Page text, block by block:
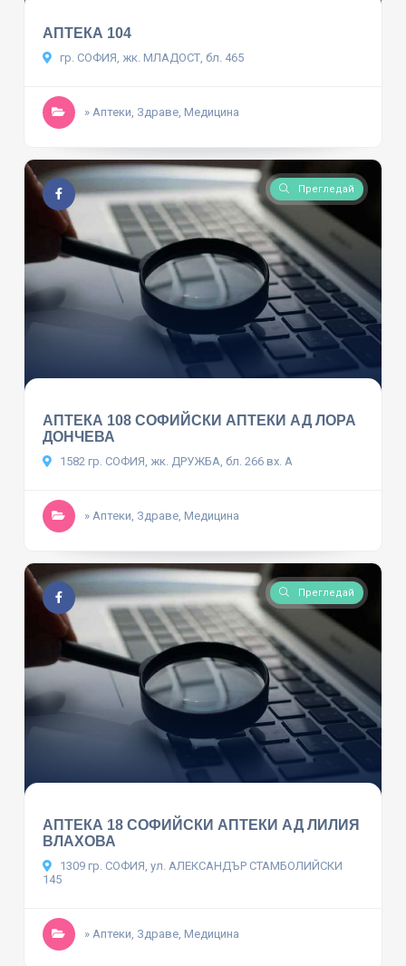
АПТЕКА 104
гр. СОФИЯ, жк. МЛАДОСТ, бл. 465
» Аптеки, Здраве, Медицина
Прегледай
АПТЕКА 108 СОФИЙСКИ АПТЕКИ АД ЛОРА
ДОНЧЕВА
1582 гр. СОФИЯ, жк. ДРУЖБА, бл. 266 вх. А
» Аптеки, Здраве, Медицина
Прегледай
АПТЕКА 18 СОФИЙСКИ АПТЕКИ АД ЛИЛИЯ
ВЛАХОВА
1309 гр. СОФИЯ, ул. АЛЕКСАНДЪР СТАМБОЛИЙСКИ
145
» Аптеки, Здраве, Медицина